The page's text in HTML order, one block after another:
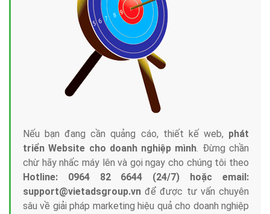
Nếu bạn đang cần quảng cáo, thiết kế web, phát
triển Website cho doanh nghiệp mình. Đừng chần
chừ hãy nhấc máy lên và gọi ngay cho chúng tôi theo
Hotline: 0964 82 6644 (24/7) hoặc email:
support@vietadsgroup.vn để được tư vấn chuyên
sâu về giải pháp marketing hiệu quả cho doanh nghiệp